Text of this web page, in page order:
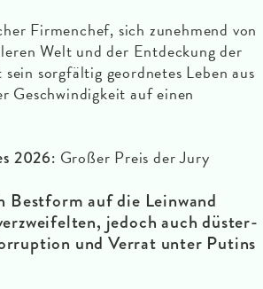
Firmenchef, sich zunehmend von
Welt und der Entdeckung der
sorgfältig geordnetes Leben aus
Geschwindigkeit auf einen
2026: Großer Preis der Jury
Bestform auf die Leinwand
jedoch auch düster-
und Verrat unter Putins